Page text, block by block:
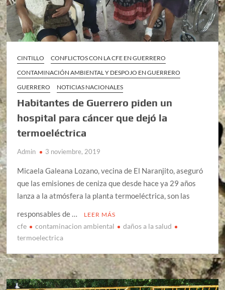
CINTILLO
CONFLICTOS CON LA CFE EN GUERRERO
CONTAMINACIÓN AMBIENTAL Y DESPOJO EN GUERRERO
GUERRERO
NOTICIAS NACIONALES
Habitantes de Guerrero piden un
hospital para cáncer que dejó la
termoeléctrica
Admin 3 noviembre, 2019
Micaela Galeana Lozano, vecina de El Naranjito, aseguró
que las emisiones de ceniza que desde hace ya 29 años
lanza a la atmósfera la planta termoeléctrica, son las
responsables de …
LEER MÁS
cfe contaminacion ambiental
daños a la salud
termoelectrica